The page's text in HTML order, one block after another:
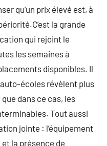
qu’un prix élevé est, à
la grande
qui rejoint le
les semaines à
disponibles. Il
écoles révèlent plus
que dans ce cas, les
Tout aussi
jointe : l’équipement
la présence de